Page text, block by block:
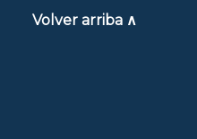
Volver arriba ∧